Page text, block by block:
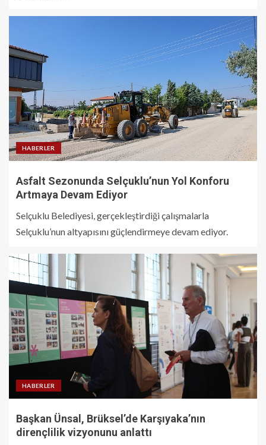
HABERLER
Asfalt Sezonunda Selçuklu’nun Yol Konforu
Artmaya Devam Ediyor
Selçuklu Belediyesi, gerçekleştirdiği çalışmalarla
Selçuklu’nun altyapısını güçlendirmeye devam ediyor.
HABERLER
Başkan Ünsal, Brüksel’de Karşıyaka’nın
dirençlilik vizyonunu anlattı